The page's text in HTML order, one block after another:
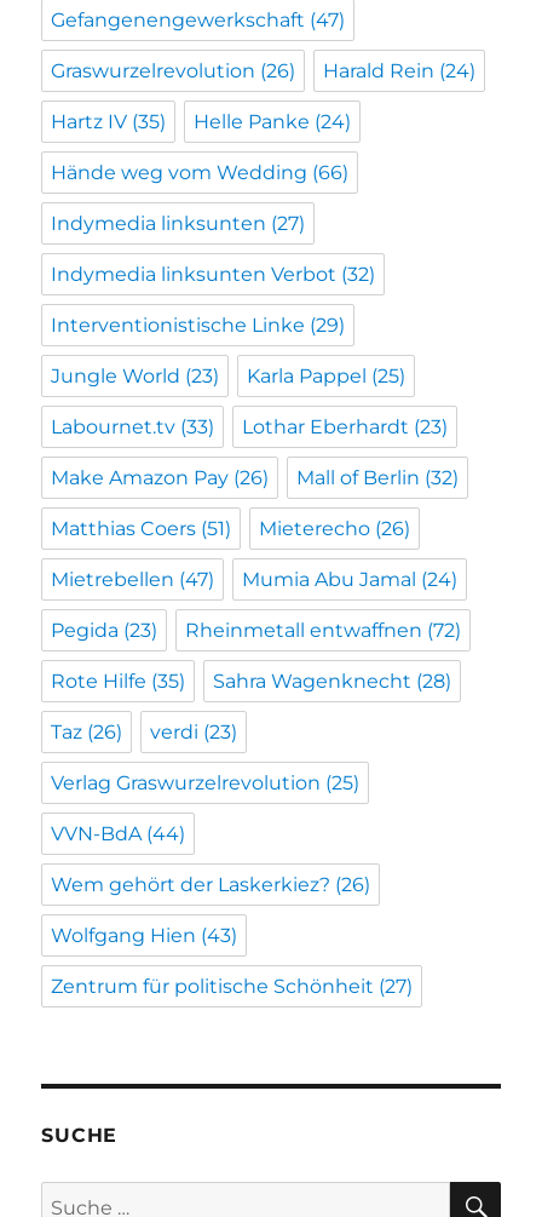
Gefangenengewerkschaft (47)
Graswurzelrevolution (26) Harald Rein (24)
Hartz IV (35) Helle Panke (24)
Hände weg vom Wedding (66)
Indymedia linksunten (27)
Indymedia linksunten Verbot (32)
Interventionistische Linke (29)
Jungle World (23) Karla Pappel (25)
Labournet.tv (33) Lothar Eberhardt (23)
Make Amazon Pay (26) Mall of Berlin (32)
Matthias Coers (51) Mieterecho (26)
Mietrebellen (47) Mumia Abu Jamal (24)
Pegida (23) Rheinmetall entwaffnen (72)
Rote Hilfe (35) Sahra Wagenknecht (28)
Taz (26) verdi (23)
Verlag Graswurzelrevolution (25)
VVN-BdA (44)
Wem gehört der Laskerkiez? (26)
Wolfgang Hien (43)
Zentrum für politische Schönheit (27)
SUCHE
Suche